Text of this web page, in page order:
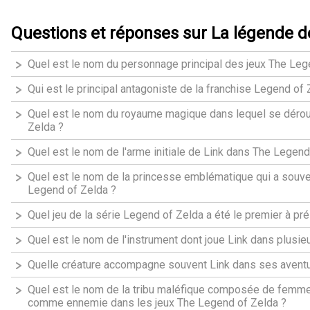
Questions et réponses sur La légende
Quel est le nom du personnage principal des jeux The
Qui est le principal antagoniste de la franchise Legend of
Quel est le nom du royaume magique dans lequel se
Zelda ?
Quel est le nom de l'arme initiale de Link dans The
Quel est le nom de la princesse emblématique qui a
Legend of Zelda ?
Quel jeu de la série Legend of Zelda a été le premier à
Quel est le nom de l'instrument dont joue Link dans
Quelle créature accompagne souvent Link dans ses
Quel est le nom de la tribu maléfique composée de
comme ennemie dans les jeux The Legend of Zelda ?